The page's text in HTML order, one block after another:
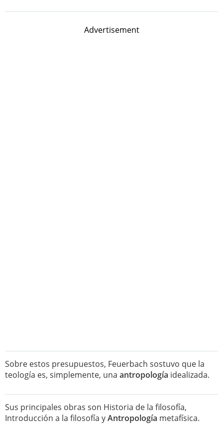
Advertisement
Sobre estos presupuestos, Feuerbach sostuvo que la
teología es, simplemente, una antropología idealizada.
Sus principales obras son Historia de la filosofía,
Introducción a la filosofía yAntropología metafísica.